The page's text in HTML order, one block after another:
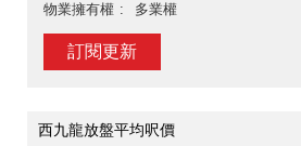
物業擁有權
多業權
訂閱更新
西九龍放盤平均呎價